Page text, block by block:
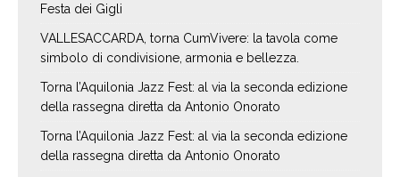
Festa dei Gigli
VALLESACCARDA, torna CumVivere: la tavola come
simbolo di condivisione, armonia e bellezza.
Torna l’Aquilonia Jazz Fest: al via la seconda edizione
della rassegna diretta da Antonio Onorato
Torna l’Aquilonia Jazz Fest: al via la seconda edizione
della rassegna diretta da Antonio Onorato